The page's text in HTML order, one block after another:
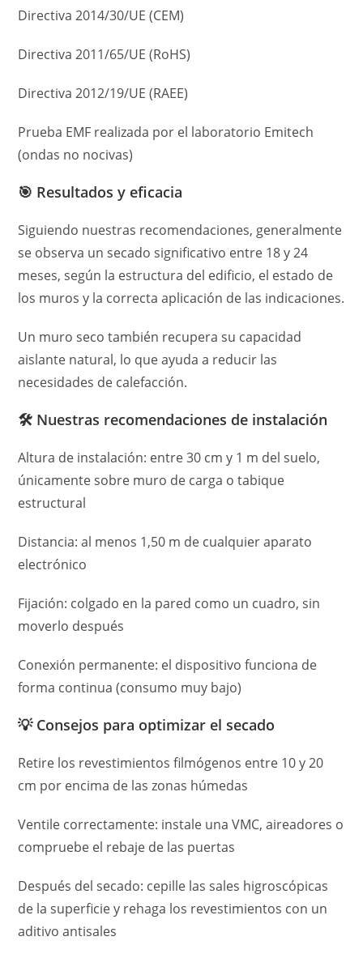
Directiva 2014/30/UE (CEM)
Directiva 2011/65/UE (RoHS)
Directiva 2012/19/UE (RAEE)
Prueba EMF realizada por el laboratorio Emitech
(ondas no nocivas)
🎯 Resultados y eficacia
Siguiendo nuestras recomendaciones, generalmente
se observa un secado significativo entre 18 y 24
meses, según la estructura del edificio, el estado de
los muros y la correcta aplicación de las indicaciones.
Un muro seco también recupera su capacidad
aislante natural, lo que ayuda a reducir las
necesidades de calefacción.
🛠️ Nuestras recomendaciones de instalación
Altura de instalación: entre 30 cm y 1 m del suelo,
únicamente sobre muro de carga o tabique
estructural
Distancia: al menos 1,50 m de cualquier aparato
electrónico
Fijación: colgado en la pared como un cuadro, sin
moverlo después
Conexión permanente: el dispositivo funciona de
forma continua (consumo muy bajo)
💡 Consejos para optimizar el secado
Retire los revestimientos filmógenos entre 10 y 20
cm por encima de las zonas húmedas
Ventile correctamente: instale una VMC, aireadores o
compruebe el rebaje de las puertas
Después del secado: cepille las sales higroscópicas
de la superficie y rehaga los revestimientos con un
aditivo antisales